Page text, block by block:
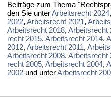
Bei­trä­ge zum The­ma
den Sie un­terAr­beits­recht 2024,
2022, Ar­beits­recht 2021,
Ar­beits­recht 2018, Ar­beits­recht
recht 2015, Ar­beits­recht 2014,
2012, Ar­beits­recht 2011,
Ar­beits­recht 2008, Ar­beits­recht
recht 2005, Ar­beits­recht 2004,
2002 und un­terAr­beits­recht